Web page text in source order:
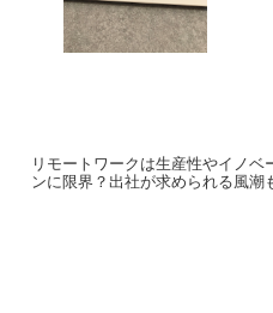
リモートワークは生産性やイノベ
ンに限界？出社が求められる風潮